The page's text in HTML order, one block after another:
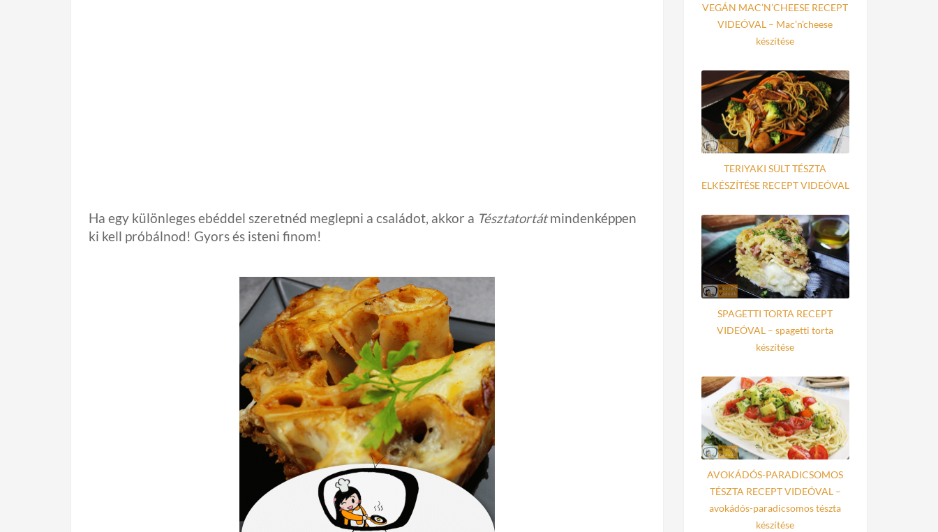
Ha egy különleges ebéddel szeretnéd meglepni a családot, akkor a Tésztatortátmindenképpen
ki kell próbálnod! Gyors és isteni finom!
VEGÁN MAC’N’CHEESE RECEPT
VIDEÓVAL – Mac’n’cheese
készítése
TERIYAKI SÜLT TÉSZTA
ELKÉSZÍTÉSE RECEPT VIDEÓVAL
SPAGETTI TORTA RECEPT
VIDEÓVAL – spagetti torta
készítése
AVOKÁDÓS-PARADICSOMOS
TÉSZTA RECEPT VIDEÓVAL –
avokádós-paradicsomos tészta
készítése